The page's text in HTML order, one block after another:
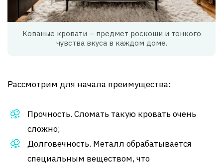
Кованые кровати – предмет роскоши и тонкого
чувства вкуса в каждом доме.
Рассмотрим для начала преимущества:
Прочность. Сломать такую кровать очень
сложно;
Долговечность. Металл обрабатывается
специальным веществом, что